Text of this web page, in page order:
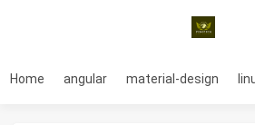
Home angular material-design